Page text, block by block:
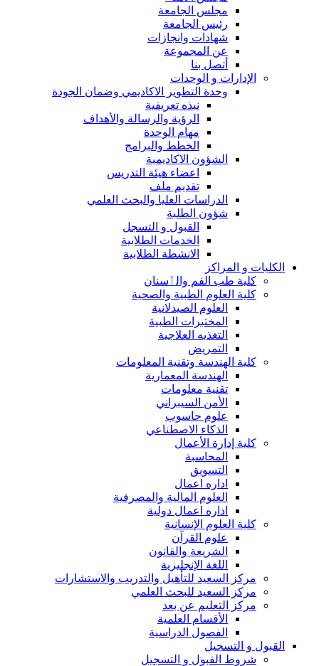
مجلس الجامعة
رئيس الجامعة
شهادات وانجازات
عن المجموعة
أتصل بنا
الإدارات و الوحدات
وحدة التطوير الاكاديمي وضمان الجودة
نبذه تعريفية
الرؤية والرسالة والأهداف
مهام الوحدة
الخطط والبرامج
الشؤون الاكاديمية
اعضاء هيئة التدريس
تقديم ملف
الدراسات العليا والبحث العلمي
شؤون الطلبة
القبول و التسجل
الخدمات الطلابية
الانشطة الطلابية
الكليات و المراكز
كلية طب الفم والٲسنان
كلية العلوم الطبية والصحية
العلوم الصيدلانية
المختبرات الطبية
التغذيه العلاجية
التمريض
كلية الهندسة وتقنية المعلومات
الهندسة المعمارية
تقنية معلومات
الأمن السيبراني
علوم حاسوب
الذكاء الاصطناعي
كلية إدارة الأعمال
المحاسبة
التسويق
اداره اعمال
العلوم المالية والمصرفية
اداره اعمال دولية
كلية العلوم الإنسانية
علوم القرآن
الشريعة والقانون
اللغة الإنجليزية
مركز السعيد للتأهيل والتدريب والاستشارات
مركز السعيد للبحث العلمي
مركز التعليم عن بعد
الأقسام العلمية
الفصول الدراسية
القبول و التسجيل
شروط القبول و التسجيل